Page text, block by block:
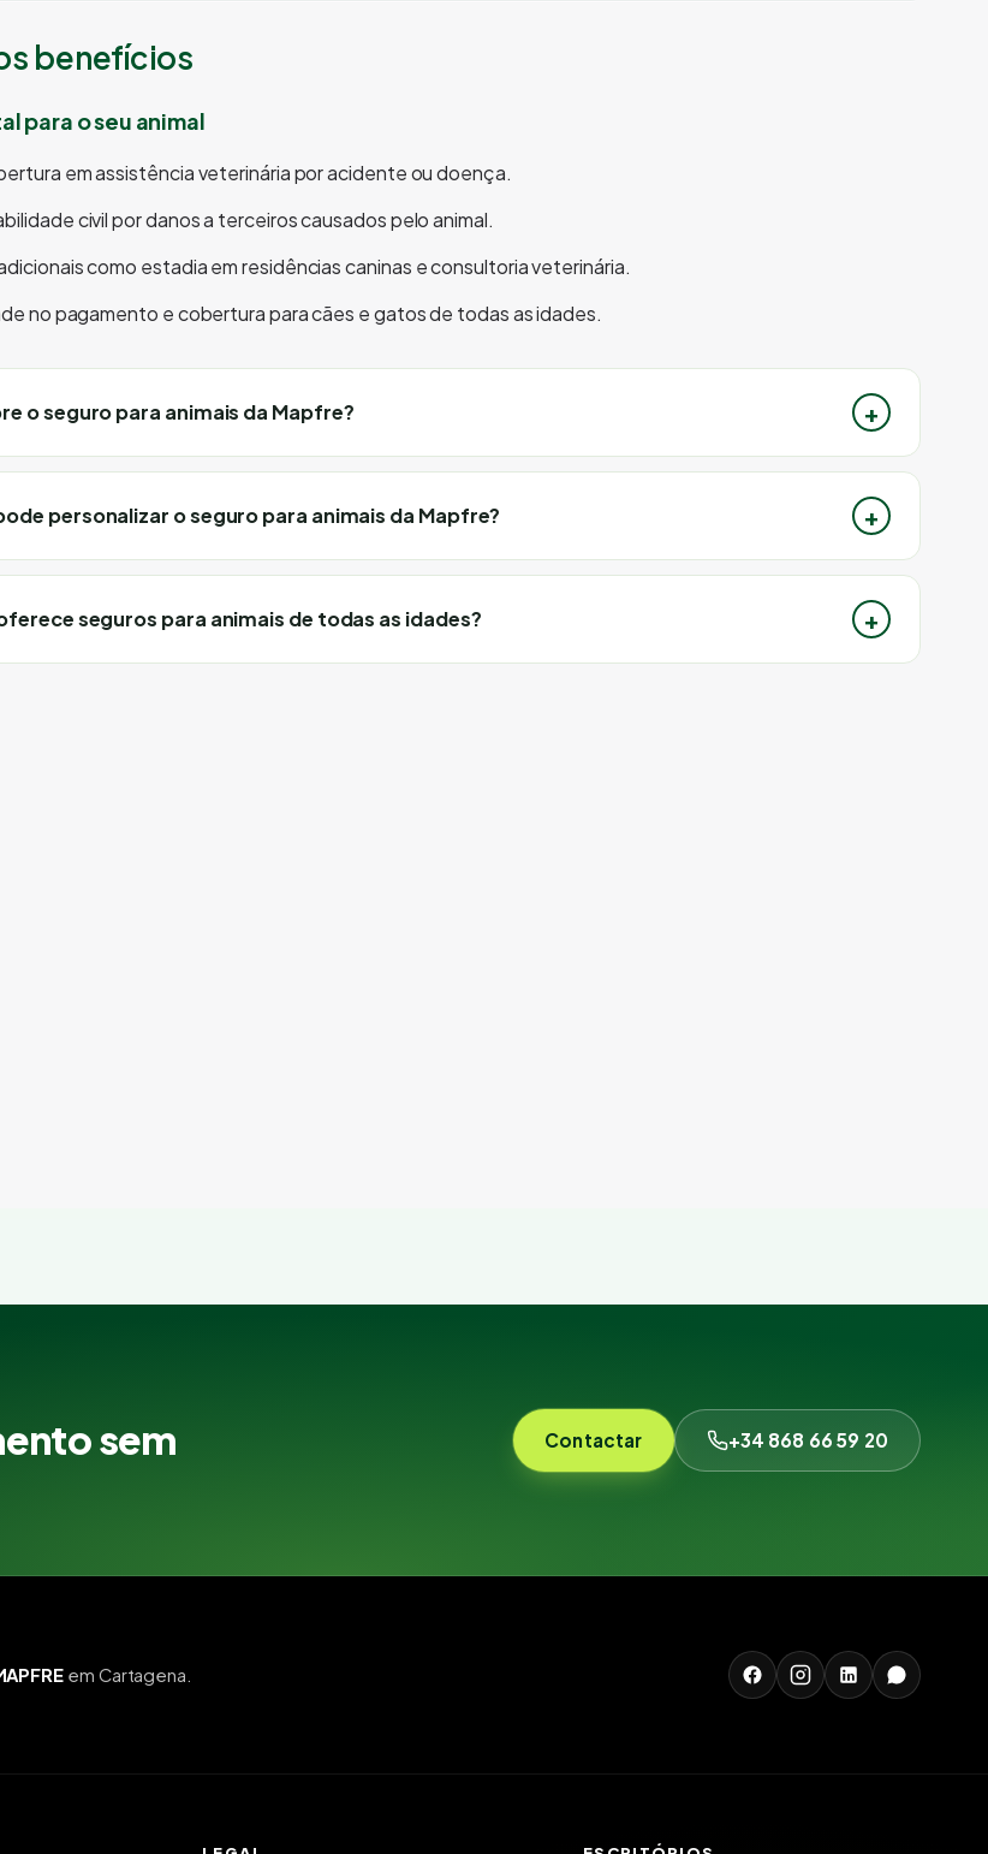
benefícios
para o seu animal
em assistência veterinária por acidente ou doença.
civil por danos a terceiros causados pelo animal.
como estadia em residências caninas e consultoria veterinária.
no pagamento e cobertura para cães e gatos de todas as idades.
o seguro para animais da Mapfre?
personalizar o seguro para animais da Mapfre?
seguros para animais de todas as idades?
sem
Contactar +34 868 66 59 20
em Cartagena.